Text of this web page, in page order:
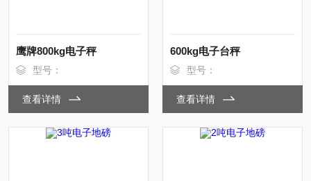
鹰牌800kg电子秤
型号：
查看详情
600kg电子台秤
型号：
查看详情